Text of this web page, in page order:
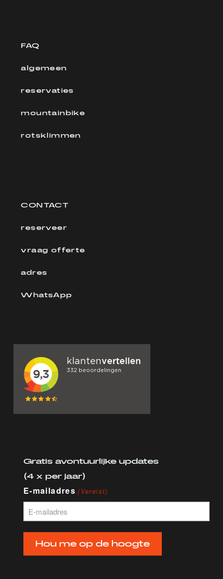
FAQ
algemeen
reservaties
mountainbike
rotsklimmen
CONTACT
reserveer
vraag offerte
adres
WhatsApp
Gratis avontuurlijke updates
(4 x per jaar)
E-mailadres (Vereist)
Hou me op de hoogte